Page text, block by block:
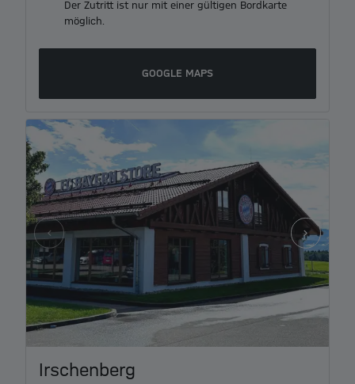
Der Zutritt ist nur mit einer gültigen Bordkarte
möglich.
GOOGLE MAPS
Irschenberg